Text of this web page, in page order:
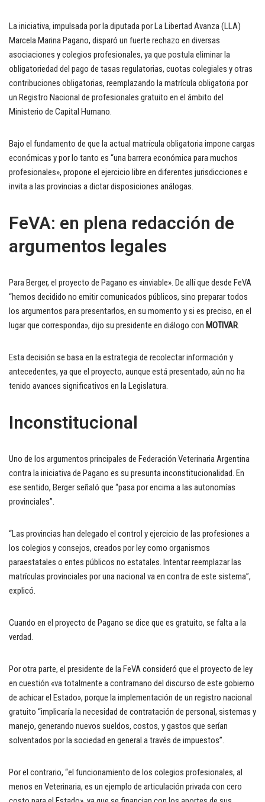
La iniciativa, impulsada por la diputada por La Libertad Avanza (LLA)
Marcela Marina Pagano, disparó un fuerte rechazo en diversas
asociaciones y colegios profesionales, ya que postula eliminar la
obligatoriedad del pago de tasas regulatorias, cuotas colegiales y otras
contribuciones obligatorias, reemplazando la matrícula obligatoria por
un Registro Nacional de profesionales gratuito en el ámbito del
Ministerio de Capital Humano.
Bajo el fundamento de que la actual matrícula obligatoria impone cargas
económicas y por lo tanto es “una barrera económica para muchos
profesionales», propone el ejercicio libre en diferentes jurisdicciones e
invita a las provincias a dictar disposiciones análogas.
FeVA: en plena redacción de
argumentos legales
Para Berger, el proyecto de Pagano es «inviable». De allí que desde FeVA
“hemos decidido no emitir comunicados públicos, sino preparar todos
los argumentos para presentarlos, en su momento y si es preciso, en el
lugar que corresponda», dijo su presidente en diálogo con MOTIVAR.
Esta decisión se basa en la estrategia de recolectar información y
antecedentes, ya que el proyecto, aunque está presentado, aún no ha
tenido avances significativos en la Legislatura.
Inconstitucional
Uno de los argumentos principales de Federación Veterinaria Argentina
contra la iniciativa de Pagano es su presunta inconstitucionalidad. En
ese sentido, Berger señaló que “pasa por encima a las autonomías
provinciales”.
“Las provincias han delegado el control y ejercicio de las profesiones a
los colegios y consejos, creados por ley como organismos
paraestatales o entes públicos no estatales. Intentar reemplazar las
matrículas provinciales por una nacional va en contra de este sistema”,
explicó.
Cuando en el proyecto de Pagano se dice que es gratuito, se falta a la
verdad.
Por otra parte, el presidente de la FeVA consideró que el proyecto de ley
en cuestión «va totalmente a contramano del discurso de este gobierno
de achicar el Estado», porque la implementación de un registro nacional
gratuito “implicaría la necesidad de contratación de personal, sistemas y
manejo, generando nuevos sueldos, costos, y gastos que serían
solventados por la sociedad en general a través de impuestos”.
Por el contrario, “el funcionamiento de los colegios profesionales, al
menos en Veterinaria, es un ejemplo de articulación privada con cero